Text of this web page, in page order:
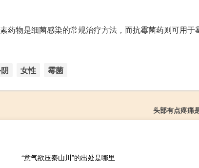
药物是细菌感染的常规治疗方法，而抗霉菌药则可用于
女性 霉菌
头部有点疼痛
“意气欲压秦山川”的出处是哪里